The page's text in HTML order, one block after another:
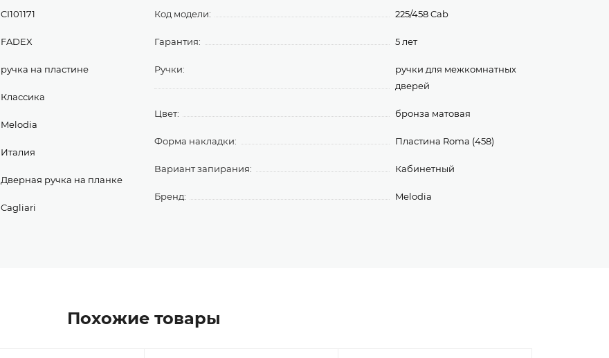
CI101171
FADEX
ручка на пластине
Классика
Melodia
Италия
Дверная ручка на планке
Cagliari
Код модели: 225/458 Cab
Гарантия: 5 лет
Ручки:
ручки для межкомнатных
дверей
Цвет: бронза матовая
Форма накладки: Пластина Roma (458)
Вариант запирания: Кабинетный
Бренд: Melodia
Похожие товары